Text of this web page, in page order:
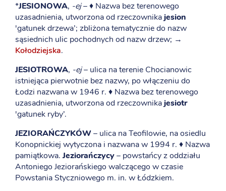
*JESIONOWA, -ej– ♦ Nazwa bez terenowego
uzasadnienia, utworzona od rzeczownikajesion
'gatunek drzewa’; zbliżona tematycznie do nazw
sąsiednich ulic pochodnych od nazw drzew; →
Kołodziejska.
JESIOTROWA, -ej– ulica na terenie Chocianowic
istniejąca pierwotnie bez nazwy, po włączeniu do
Łodzi nazwana w 1946 r. ♦ Nazwa bez terenowego
uzasadnienia, utworzona od rzeczownikajesiotr
'gatunek ryby’.
JEZIORAŃCZYKÓW– ulica na Teofilowie, na osiedlu
Konopnickiej wytyczona i nazwana w 1994 r. ♦ Nazwa
pamiątkowa.Jeziorańczycy– powstańcy z oddziału
Antoniego Jeziorańskiego walczącego w czasie
Powstania Styczniowego m. in. w Łódzkiem.